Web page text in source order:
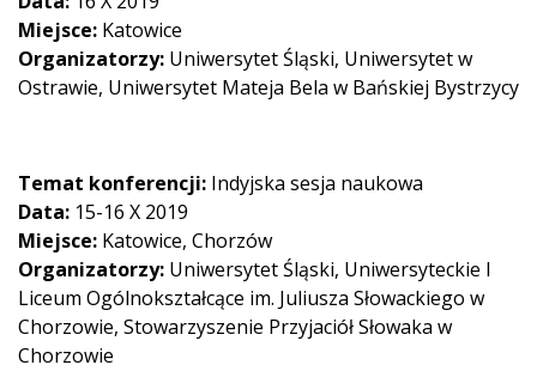
Miejsce: Katowice
Organizatorzy: Uniwersytet Śląski, Uniwersytet w
Ostrawie, Uniwersytet Mateja Bela w Bańskiej Bystrzycy
Temat konferencji: Indyjska sesja naukowa
Data: 15-16 X 2019
Miejsce: Katowice, Chorzów
Organizatorzy: Uniwersytet Śląski, Uniwersyteckie I
Liceum Ogólnokształcące im. Juliusza Słowackiego w
Chorzowie, Stowarzyszenie Przyjaciół Słowaka w
Chorzowie